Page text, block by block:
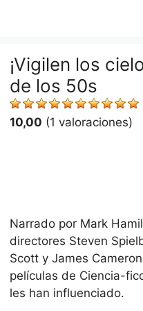
¡Vigilen los
de los 50s
10,00 (1 valoraciones)
Narrado por Mark
directores Steven
Scott y James
películas de Ciencia-
les han influenciado.